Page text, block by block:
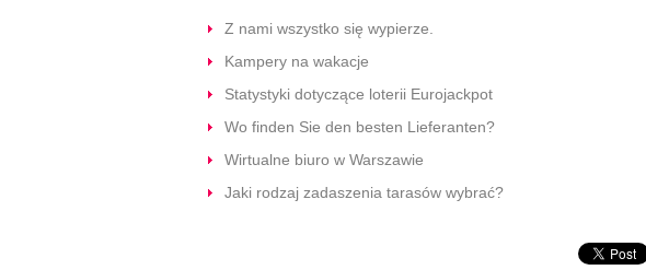
Z nami wszystko się wypierze.
Kampery na wakacje
Statystyki dotyczące loterii Eurojackpot
Wo finden Sie den besten Lieferanten?
Wirtualne biuro w Warszawie
Jaki rodzaj zadaszenia tarasów wybrać?